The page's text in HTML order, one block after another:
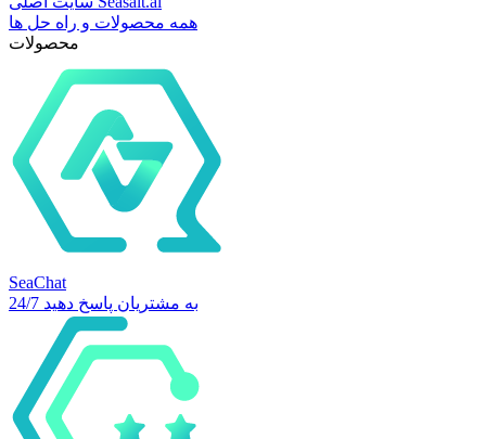
همه محصولات و راه حل ها
محصولات
SeaChat
24/7 به مشتریان پاسخ دهید